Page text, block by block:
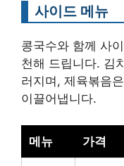
사이드 메뉴
콩국수와 함께 사
천해 드립니다. 김
러지며, 제육볶음
이끌어냅니다.
메뉴 가격